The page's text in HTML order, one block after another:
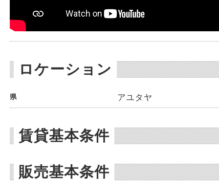
ロケーション
県 アユタヤ
賃貸基本条件
販売基本条件